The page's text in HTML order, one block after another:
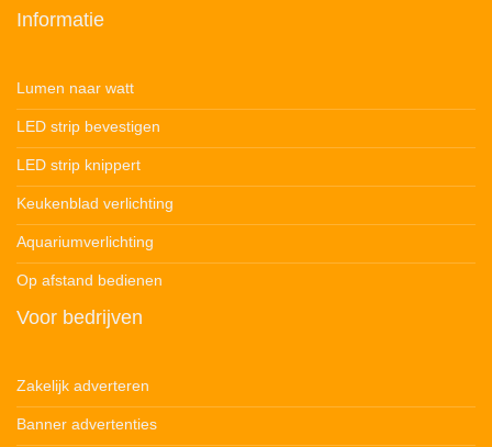
Informatie
Lumen naar watt
LED strip bevestigen
LED strip knippert
Keukenblad verlichting
Aquariumverlichting
Op afstand bedienen
Voor bedrijven
Zakelijk adverteren
Banner advertenties